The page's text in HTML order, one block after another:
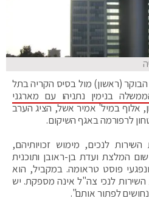
(ראשון) מול בסיס הקריה בתל
בנימין נתניהו עם מארגני
אלוף במיל' אמיר אשל, הציג הערב
לרפורמה באגף השיקום.
השירות לנכים, מימוש זכויותיהם,
המלצת ועדת בן-ראובן ותוכנית
פוסט טראומה. במקביל, הוא
לנכי צה"ל אינה מספקת. יש
לפתור אותם".